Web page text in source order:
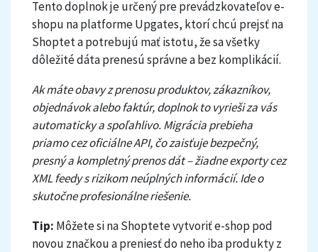
Označenie produktu pre dospelých
Tento doplnok je určený pre prevádzkovateľov e-
shopu na platforme Upgates, ktorí chcú prejsť na
Shoptet a potrebujú mať istotu, že sa všetky
dôležité dáta prenesú správne a bez komplikácií.
Ak máte obavy z prenosu produktov, zákazníkov,
objednávok alebo faktúr, doplnok to vyrieši za vás
automaticky a spoľahlivo. Migrácia prebieha
priamo cez oficiálne API, čo zaisťuje bezpečný,
presný a kompletný prenos dát – žiadne exporty cez
XML feedy s rizikom neúplných informácií. Ide o
skutočne profesionálne riešenie.
Tip: Môžete si na Shoptete vytvoriť e-shop pod
novou značkou a preniesť do neho iba produkty z